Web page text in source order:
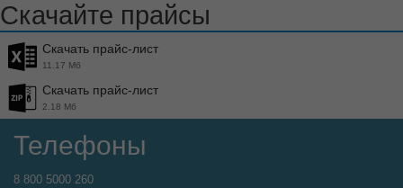
Скачайте прайсы
Скачать прайс-лист
11.17 Мб
Скачать прайс-лист
2.18 Мб
Телефоны
8 800 5000 260